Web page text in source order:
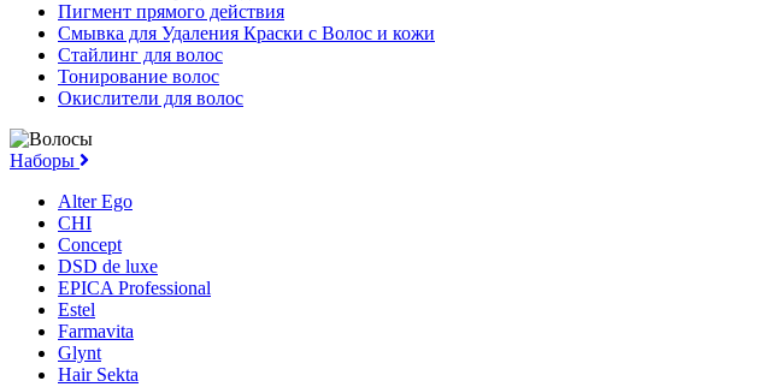
Пигмент прямого действия
Смывка для Удаления Краски с Волос и кожи
Стайлинг для волос
Тонирование волос
Окислители для волос
Наборы
Alter Ego
CHI
Concept
DSD de luxe
EPICA Professional
Estel
Farmavita
Glynt
Hair Sekta